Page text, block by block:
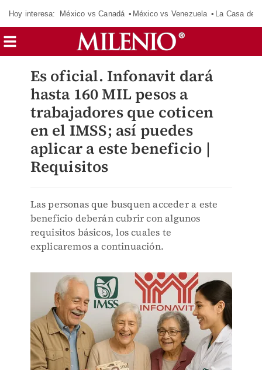
Hoy interesa: México vs Canadá México vs Venezuela La Casa de
Es oficial. Infonavit dará
hasta 160 MIL pesos a
trabajadores que coticen
en el IMSS; así puedes
aplicar a este beneficio |
Requisitos
Las personas que busquen acceder a este
beneficio deberán cubrir con algunos
requisitos básicos, los cuales te
explicaremos a continuación.